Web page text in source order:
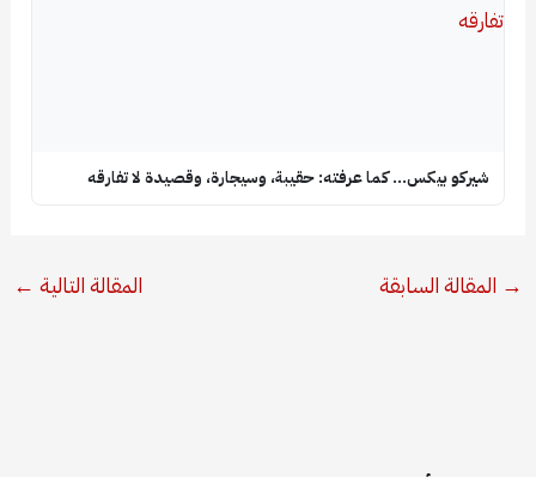
شيركو بيكس… كما عرفته: حقيبة، وسيجارة، وقصيدة لا تفارقه
→ المقالة السابقة المقالة التالية ←